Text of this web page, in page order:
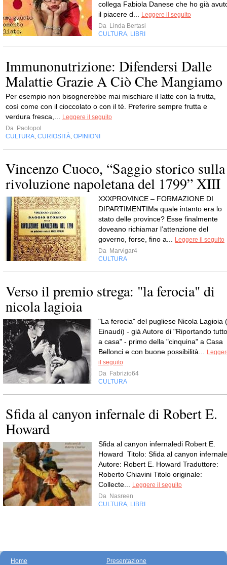
collega Fabiola Danese che ho già
il piacere d...
Leggere il seguito
Da Linda Bertasi
CULTURA LIBRI
Immunonutrizione: Difendersi Dalle
Malattie Grazie A Ciò Che Mangiamo
Per esempio non bisognerebbe mai mischiare il latte con la frutta,
così come con il cioccolato o con il tè. Preferire sempre frutta e
verdura fresca,...
Leggere il seguito
Da Paolopol
CULTURA CURIOSITÀ OPINIONI
Vincenzo Cuoco, “Saggio storico sulla
rivoluzione napoletana del 1799” XIII
XXXPROVINCE – FORMAZIONE DI
DIPARTIMENTIMa quale intanto era lo
stato delle province? Esse finalmente
doveano richiamar l’attenzione del
governo, forse, fino a...
Leggere il seguito
Da Marvigar4
CULTURA
Verso il premio strega: "la ferocia" di
nicola lagioia
"La ferocia" del pugliese Nicola Lagioia (
Einaudi) - già Autore di "Riportando tutto
a casa" - primo della "cinquina" a Casa
Bellonci e con buone possibilità...
il seguito
Da Fabrizio64
CULTURA
Sfida al canyon infernale di Robert E.
Howard
Sfida al canyon infernaledi Robert E.
Howard Titolo: Sfida al canyon infernale
Autore: Robert E. Howard Traduttore:
Roberto Chiavini Titolo originale:
Collecte...
Leggere il seguito
Da Nasreen
CULTURA LIBRI
Home Presentazione